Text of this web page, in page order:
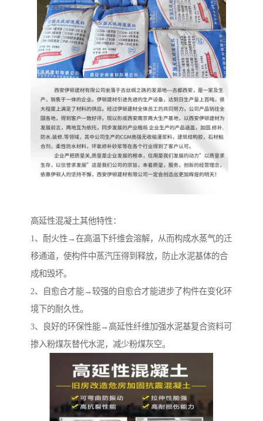
高延性混凝土其他特性：
1、耐火性→在高温下纤维会溶解，从而构成水蒸气的迁
移通道，使构件中蒸汽压得到释放，防止水泥基体的合
成和毁坏。
2、自愈合才能→较强的自愈合才能进步了构件在变化环
境下的耐久性。
3、良好的环保性能→高延性纤维加强水泥基复合资料可
掺入粉煤灰替代水泥，减少粉煤灰空。